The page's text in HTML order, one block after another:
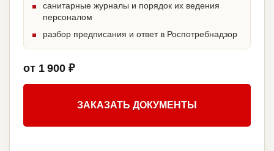
санитарные журналы и порядок их ведения
персоналом
разбор предписания и ответ в Роспотребнадзор
от 1 900 ₽
ЗАКАЗАТЬ ДОКУМЕНТЫ